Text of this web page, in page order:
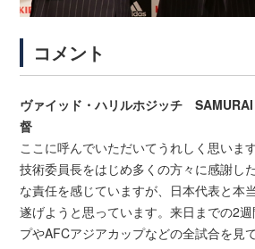
コメント
ヴァイッド・ハリルホジッチ
督
ここに呼んでいただいてうれしく思いま
技術委員長をはじめ多くの方々に感謝し
な責任を感じていますが、日本代表と本
遂げようと思っています。来日までの2
プやAFCアジアカップなどの全試合を見